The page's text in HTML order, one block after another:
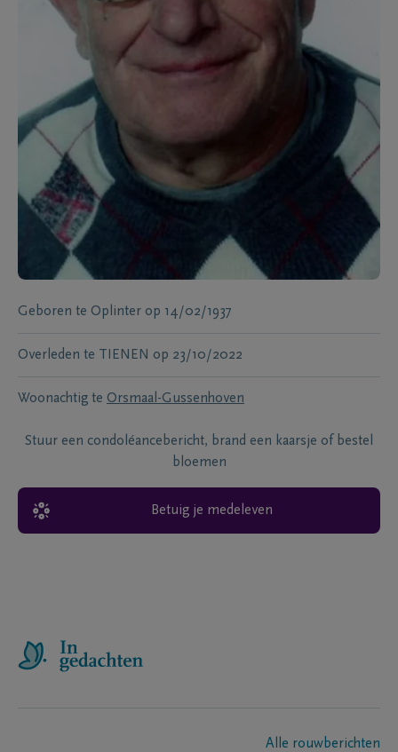
Geboren te Oplinter op 14/02/1937
Overleden te TIENEN op 23/10/2022
Woonachtig te Orsmaal-Gussenhoven
Stuur een condoléancebericht, brand een kaarsje of bestel
bloemen
Betuig je medeleven
Alle rouwberichten